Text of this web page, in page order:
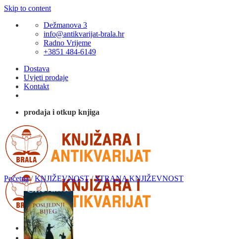
Skip to content
Dežmanova 3
info@antikvarijat-brala.hr
Radno Vrijeme
+3851 484-6149
Dostava
Uvjeti prodaje
Kontakt
prodaja i otkup knjiga
Početna / KNJIŽEVNOST / STRANA KNJIŽEVNOST